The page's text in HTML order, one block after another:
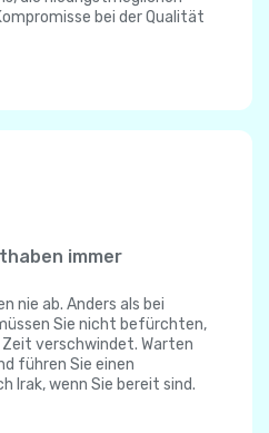
bei der Qualität
immer
nie ab. Anders als bei
Sie nicht befürchten,
Zeit verschwindet. Warten
führen Sie einen
Irak, wenn Sie bereit sind.